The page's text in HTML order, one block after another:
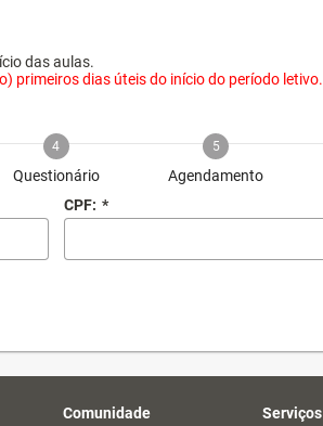
das aulas.
primeiros dias úteis do início do período letivo.
4
Questionário
5
Agendamento
CPF: *
Comunidade Serviços